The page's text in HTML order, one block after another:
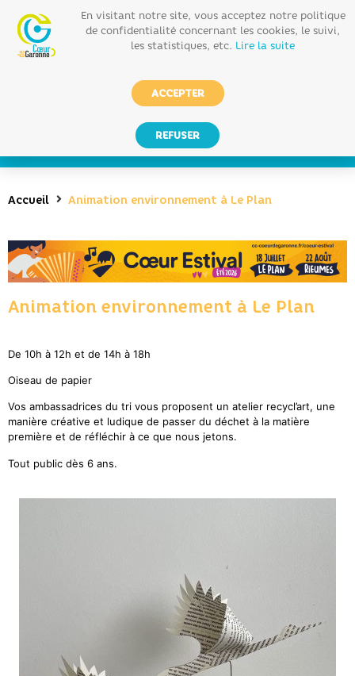
Accueil Animation environnement à Le Plan
Animation environnement à Le Plan
De 10h à 12h et de 14h à 18h
Oiseau de papier
Vos ambassadrices du tri vous proposent un atelier recycl’art, une
manière créative et ludique de passer du déchet à la matière
première et de réfléchir à ce que nous jetons.
Tout public dès 6 ans.
En visitant notre site, vous acceptez notre politique
de confidentialité concernant les cookies, le suivi,
les statistiques, etc. Lire la suite
ACCEPTER
REFUSER